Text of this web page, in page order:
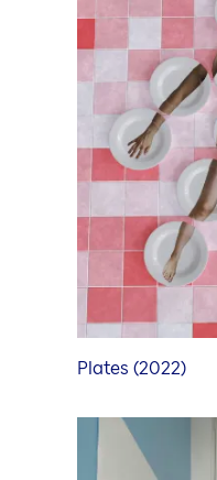
Plates (2022)